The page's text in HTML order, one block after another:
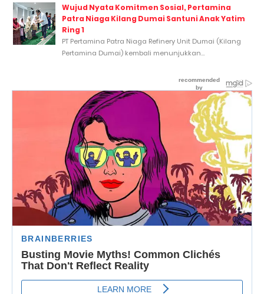
Wujud Nyata Komitmen Sosial, Pertamina
Patra Niaga Kilang Dumai Santuni Anak Yatim
Ring 1
PT Pertamina Patra Niaga Refinery Unit Dumai (Kilang
Pertamina Dumai) kembali menunjukkan...